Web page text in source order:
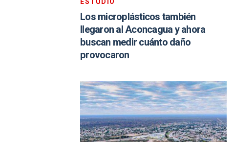
Los microplásticos también
llegaron al Aconcagua y ahora
buscan medir cuánto daño
provocaron